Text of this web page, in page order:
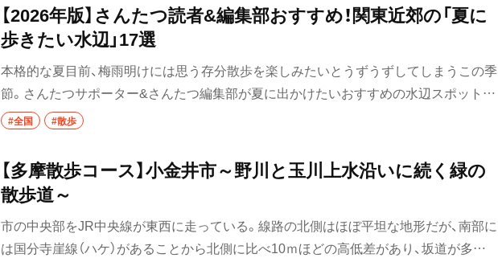
【2026年版】さんたつ読者&編集部おすすめ！関東近郊の「夏に
歩きたい水辺」17選
本格的な夏目前、梅雨明けには思う存分散歩を楽しみたいとうずうずしてしまうこの季
節。さんたつサポーター&さんたつ編集部が夏に出かけたいおすすめの水辺スポットを
1カ所ずつ選び、記事としてまとめました。緑豊かな渓流や絶景の海辺など、涼やかなス
#全国 #散歩
【多摩散歩コース】小金井市～野川と玉川上水沿いに続く緑の
散歩道～
市の中央部をJR中央線が東西に走っている。線路の北側はほぼ平坦な地形だが、南部に
は国分寺崖線（ハケ）があることから北側に比べ10ｍほどの高低差があり、坂道が多い。